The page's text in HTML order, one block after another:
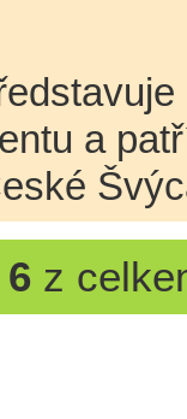
a
6z